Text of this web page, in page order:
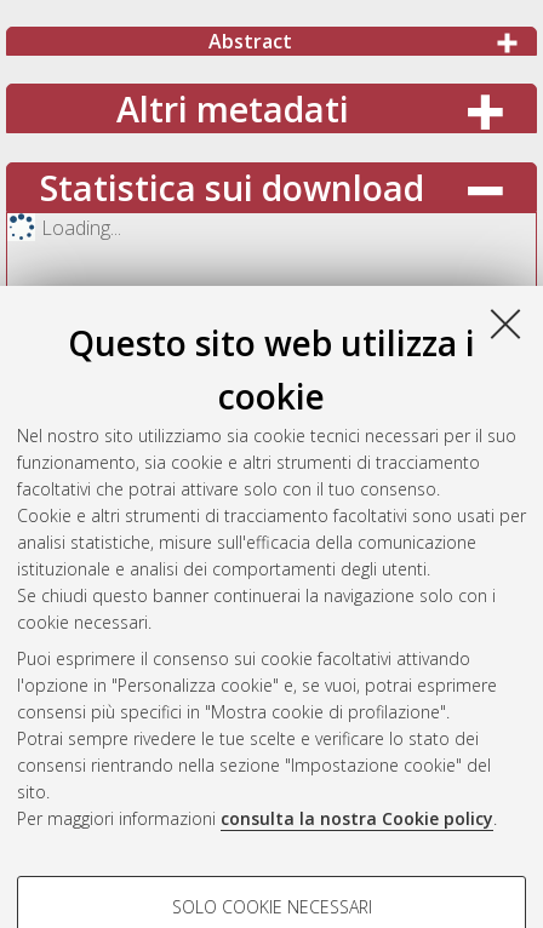
Questo sito web utilizza i
cookie
Nel nostro sito utilizziamo sia cookie tecnici necessari per il suo
funzionamento, sia cookie e altri strumenti di tracciamento
facoltativi che potrai attivare solo con il tuo consenso.
Cookie e altri strumenti di tracciamento facoltativi sono usati per
analisi statistiche, misure sull'efficacia della comunicazione
istituzionale e analisi dei comportamenti degli utenti.
Se chiudi questo banner continuerai la navigazione solo con i
cookie necessari.
Puoi esprimere il consenso sui cookie facoltativi attivando
l'opzione in "Personalizza cookie" e, se vuoi, potrai esprimere
consensi più specifici in "Mostra cookie di profilazione".
Potrai sempre rivedere le tue scelte e verificare lo stato dei
consensi rientrando nella sezione "Impostazione cookie" del
sito.
Per maggiori informazioni consulta la nostra Cookie policy.
COOKIE DI PROFILAZIONE -
SOLO COOKIE NECESSARI
Abstract
Altri metadati
Statistica sui download
Loading...
Vedi altre statistiche
Gestione del documento:
Atom
Rss
2.0
AMS Acta
ISSN: 2038-7954
re3data.org -
doi.org/10.17616/R3P19R
Servizio implementato e
Impostazioni Cookie